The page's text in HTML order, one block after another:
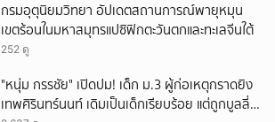
กรมอุตุนิยมวิทยา อัปเดตสถานการณ์พายุหมุน
เขตร้อนในมหาสมุทรแปซิฟิกตะวันตกและทะเลจีนใต้
252 ดู
"หนุ่ม กรรชัย" เปิดปม! เด็ก ม.3 ผู้ก่อเหตุกราดยิง
เทพศิรินทร์นนท์ เดิมเป็นเด็กเรียบร้อย แต่ถูกบูลลี่